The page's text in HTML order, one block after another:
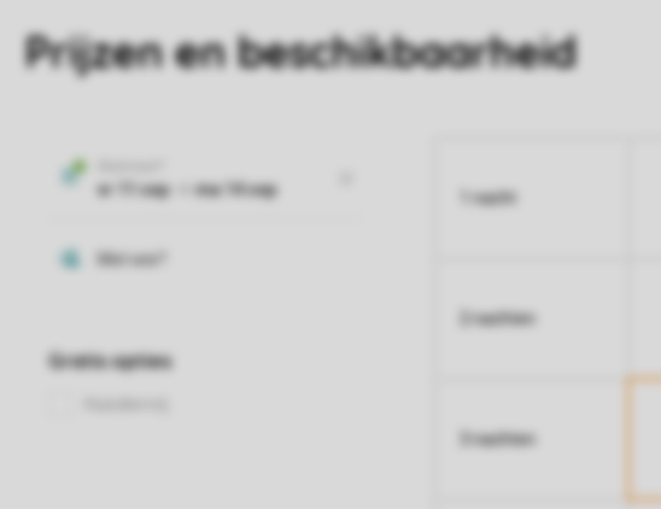
Prijzen en beschikbaarheid
1 nacht
2 nachten
3 nachten